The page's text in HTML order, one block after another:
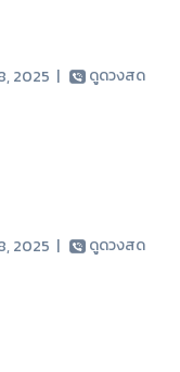
2025 | ดูดวงสด
2025 | ดูดวงสด